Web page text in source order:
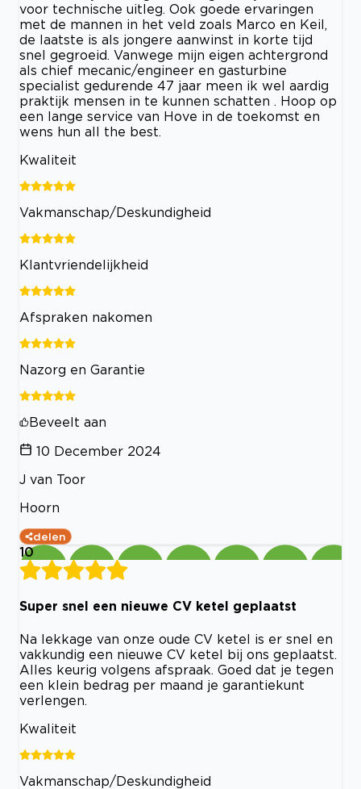
voor technische uitleg. Ook goede ervaringen
met de mannen in het veld zoals Marco en Keil,
de laatste is als jongere aanwinst in korte tijd
snel gegroeid. Vanwege mijn eigen achtergrond
als chief mecanic/engineer en gasturbine
specialist gedurende 47 jaar meen ik wel aardig
praktijk mensen in te kunnen schatten . Hoop op
een lange service van Hove in de toekomst en
wens hun all the best.
Kwaliteit
Vakmanschap/Deskundigheid
Klantvriendelijkheid
Afspraken nakomen
Nazorg en Garantie
Beveelt aan
10 December 2024
J van Toor
Hoorn
delen
10
Super snel een nieuwe CV ketel geplaatst
Na lekkage van onze oude CV ketel is er snel en
vakkundig een nieuwe CV ketel bij ons geplaatst.
Alles keurig volgens afspraak. Goed dat je tegen
een klein bedrag per maand je garantiekunt
verlengen.
Kwaliteit
Vakmanschap/Deskundigheid